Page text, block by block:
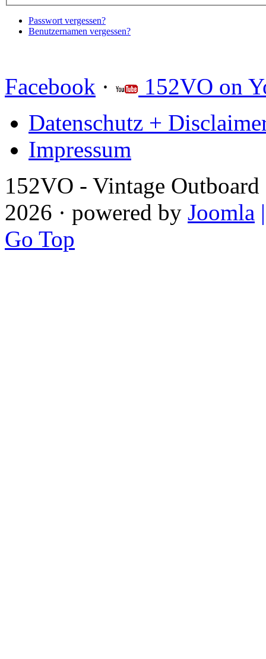
Passwort vergessen?
Benutzernamen vergessen?
Facebook ·
152VO on
Datenschutz +
Impressum
152VO - Vintage
2026 · powered by Joomla
Go Top